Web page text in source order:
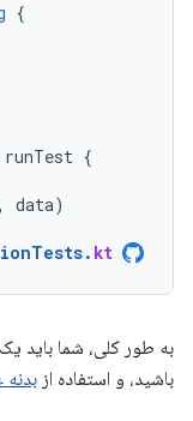
{
runTest {
, data)
. kt
به طور کلی، شما باید یک
باشید، و استفاده از بدنه